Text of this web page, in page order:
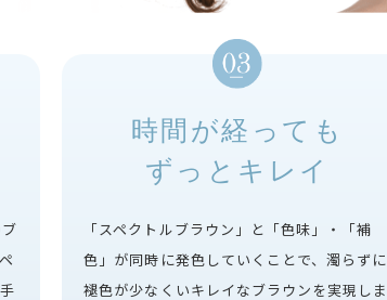
時間が経っても
ずっとキレイ
「スペクトルブラウン」と「色味」・「補
色」が同時に発色していくことで、濁らずに
褪色が少なくいキレイなブラウンを実現しま